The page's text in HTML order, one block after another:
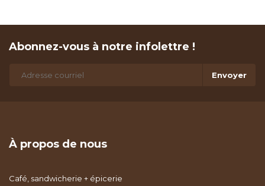
Abonnez-vous à notre infolettre !
Envoyer
À propos de nous
Café, sandwicherie + épicerie